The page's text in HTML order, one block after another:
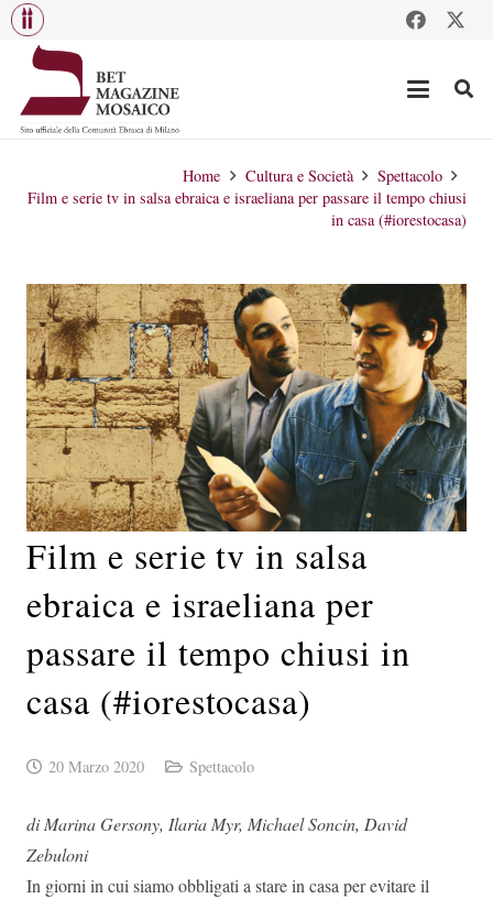
Home Cultura e Società
Spettacolo
Film e serie tv in salsa ebraica e israeliana per passare il tempo chiusi
in casa (#iorestocasa)
Film e serie tv in salsa
ebraica e israeliana per
passare il tempo chiusi in
casa (#iorestocasa)
20 Marzo 2020 Spettacolo
di Marina Gersony, Ilaria Myr, Michael Soncin, David
Zebuloni
In giorni in cui siamo obbligati a stare in casa per evitare il